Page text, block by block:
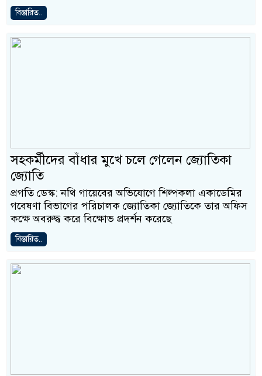
বিস্তারিত..
সহকর্মীদের বাঁধার মুখে চলে গেলেন জ্যোতিকা
জ্যোতি
প্রগতি ডেস্ক: নথি গায়েবের অভিযোগে শিল্পকলা একাডেমির
গবেষণা বিভাগের পরিচালক জ্যোতিকা জ্যোতিকে তার অফিস
কক্ষে অবরুদ্ধ করে বিক্ষোভ প্রদর্শন করেছে
বিস্তারিত..